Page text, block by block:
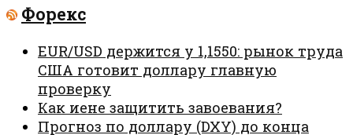
Форекс
EUR/USD держится у 1,1550: рынок труда
США готовит доллару главную
проверку
Как иене защитить завоевания?
Прогноз по доллару (DXY) до конца